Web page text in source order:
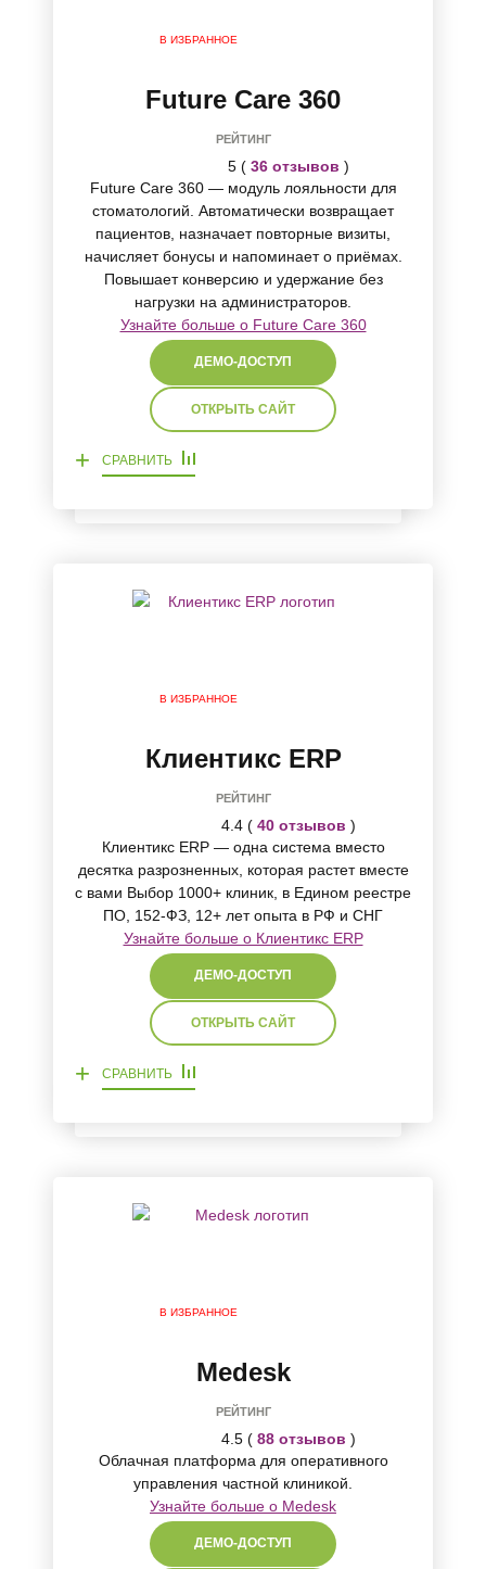
В ИЗБРАННОЕ
Future Care 360
РЕЙТИНГ
5 ( 36 отзывов )
Future Care 360 — модуль лояльности для
стоматологий. Автоматически возвращает
пациентов, назначает повторные визиты,
начисляет бонусы и напоминает о приёмах.
Повышает конверсию и удержание без
нагрузки на администраторов.
Узнайте больше о Future Care 360
ДЕМО-ДОСТУП
ОТКРЫТЬ САЙТ
+ СРАВНИТЬ
В ИЗБРАННОЕ
Клиентикс ERP
РЕЙТИНГ
4.4 ( 40 отзывов )
Клиентикс ERP — одна система вместо
десятка разрозненных, которая растет вместе
с вами Выбор 1000+ клиник, в Едином реестре
ПО, 152-ФЗ, 12+ лет опыта в РФ и СНГ
Узнайте больше о Клиентикс ERP
ДЕМО-ДОСТУП
ОТКРЫТЬ САЙТ
+ СРАВНИТЬ
В ИЗБРАННОЕ
Medesk
РЕЙТИНГ
4.5 ( 88 отзывов )
Облачная платформа для оперативного
управления частной клиникой.
Узнайте больше о Medesk
ДЕМО-ДОСТУП